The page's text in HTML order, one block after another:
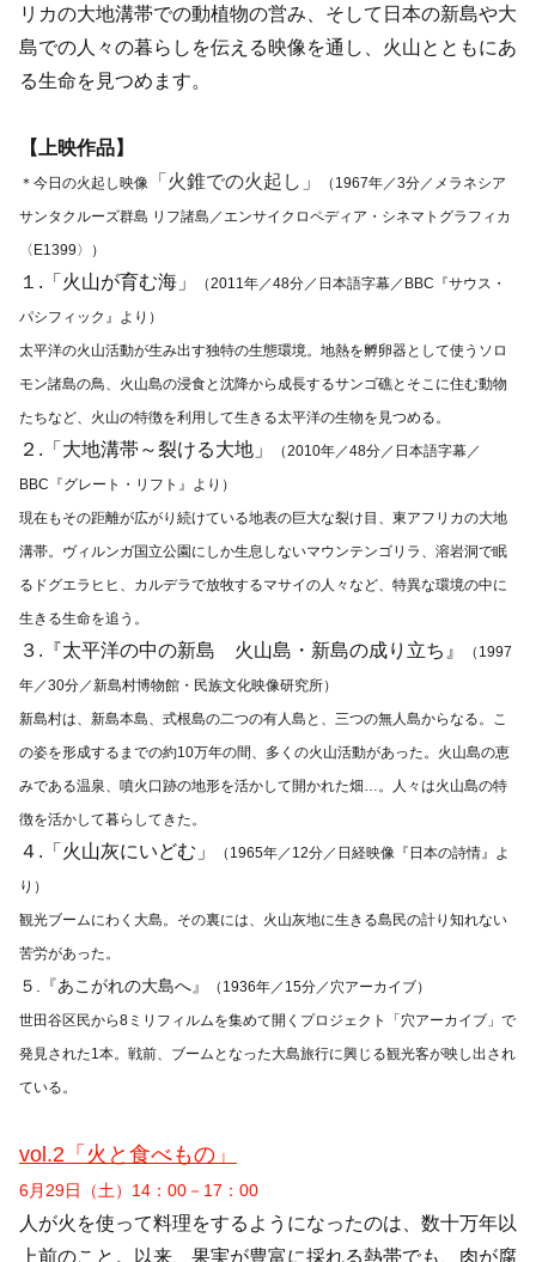
リカの大地溝帯での動植物の営み、そして日本の新島や大
島での人々の暮らしを伝える映像を通し、火山とともにあ
る生命を見つめます。
【上映作品】
＊今日の火起し映像 「火錐での火起し」
（1967年／3分／メラネシア
サンタクルーズ群島 リフ諸島／エンサイクロペディア・シネマトグラフィカ
〈E1399〉）
１.「火山が育む海」
（2011年／48分／日本語字幕／BBC『サウス・
パシフィック』より）
太平洋の火山活動が生み出す独特の生態環境。地熱を孵卵器として使うソロ
モン諸島の鳥、火山島の浸食と沈降から成長するサンゴ礁とそこに住む動物
たちなど、火山の特徴を利用して生きる太平洋の生物を見つめる。
２.「大地溝帯～裂ける大地」
（2010年／48分／日本語字幕／
BBC『グレート・リフト』より）
現在もその距離が広がり続けている地表の巨大な裂け目、東アフリカの大地
溝帯。ヴィルンガ国立公園にしか生息しないマウンテンゴリラ、溶岩洞で眠
るドグエラヒヒ、カルデラで放牧するマサイの人々など、特異な環境の中に
生きる生命を追う。
３.『太平洋の中の新島 火山島・新島の成り立ち』
（1997
年／30分／新島村博物館・民族文化映像研究所）
新島村は、新島本島、式根島の二つの有人島と、三つの無人島からなる。こ
の姿を形成するまでの約10万年の間、多くの火山活動があった。火山島の恵
みである温泉、噴火口跡の地形を活かして開かれた畑…。人々は火山島の特
徴を活かして暮らしてきた。
４.「火山灰にいどむ」
（1965年／12分／日経映像『日本の詩情』よ
り）
観光ブームにわく大島。その裏には、火山灰地に生きる島民の計り知れない
苦労があった。
５.『あこがれの大島へ』
（1936年／15分／穴アーカイブ）
世田谷区民から8ミリフィルムを集めて開くプロジェクト「穴アーカイブ」で
発見された1本。戦前、ブームとなった大島旅行に興じる観光客が映し出され
ている。
vol.2「火と食べもの」
6月29日（土）14：00－17：00
人が火を使って料理をするようになったのは、数十万年以
上前のこと。以来、果実が豊富に採れる熱帯でも、肉が腐